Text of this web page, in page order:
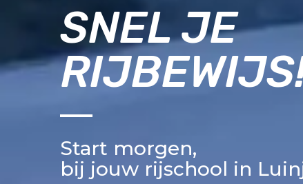
SNEL JE
Start morgen,
bij jouw rijschool in